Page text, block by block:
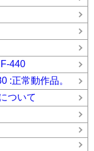
440
:正常動作品。
ついて